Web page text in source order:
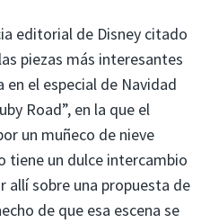
editorial de Disney citado
piezas más interesantes
en el especial de Navidad
Road”, en la que el
un muñeco de nieve
tiene un dulce intercambio
allí sobre una propuesta de
de que esa escena se